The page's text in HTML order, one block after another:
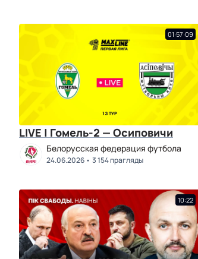
01:57:09
LIVE | Гомель-2 — Осиповичи
Белорусская федерация футбола
24.06.2026 3 154 прагляды
10:22